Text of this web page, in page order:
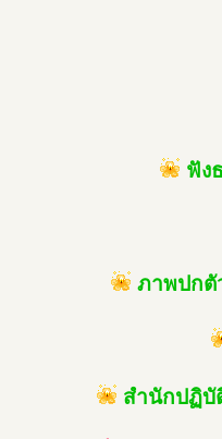
ฟัง
ภาพปกตั
สำนักปฏิบั